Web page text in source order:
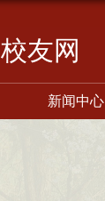
校友网
新闻中心